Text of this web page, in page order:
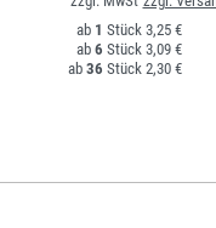
1
3,25 €
6
3,09 €
36
2,30 €